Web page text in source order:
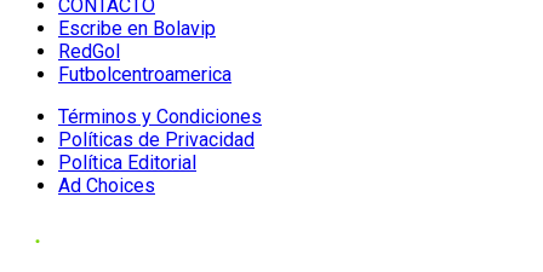
CONTACTO
Escribe en Bolavip
RedGol
Futbolcentroamerica
Términos y Condiciones
Políticas de Privacidad
Política Editorial
Ad Choices